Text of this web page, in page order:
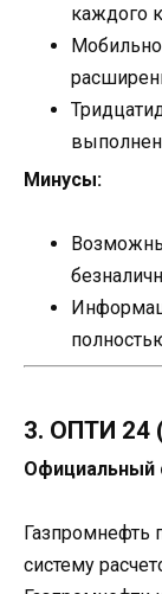
каждого
Минусы:
3. ОПТИ 24
Официальный
Газпромнефть
систему